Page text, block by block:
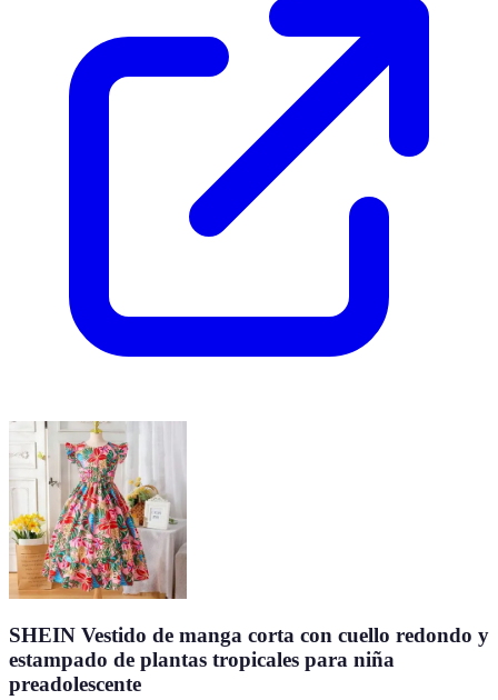
SHEIN Vestido de manga corta con cuello redondo y
estampado de plantas tropicales para niña
preadolescente